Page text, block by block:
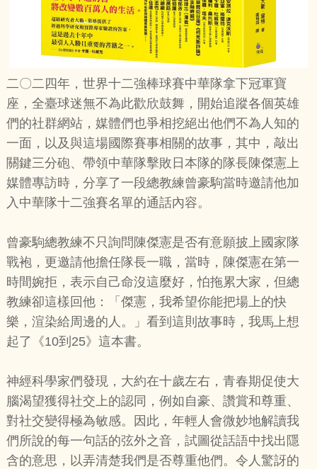
二〇二四年，世界十二強棒球賽中華隊拿下冠軍寶
座，全臺球迷無不為此歡欣鼓舞，開始追蹤各個英雄
們的社群網站，媒體們也爭相挖絕出他們不為人知的
一面，以及與這場國際賽事相關的故事，其中，敲出
關鍵三分砲、帶領中華隊擊敗日本隊的隊長陳傑憲上
媒體專訪時，分享了一段總教練曾豪駒當時邀請他加
入中華隊十二強賽名單的通話內容。
曾豪駒總教練不只詢問陳傑憲是否有意願披上國家隊
戰袍，更邀請他擔任隊長一職，當時，陳傑憲在第一
時間婉拒，表示自己命沒這麼好，怕拖累大家，但總
教練卻這樣回他：「傑憲，我希望你能把場上的快
樂，渲染給周邊的人。」看到這則故事時，我馬上想
起了《10到25》這本書。
神經科學家們發現，大約在十歲左右，青春期促使大
腦渴望獲得社交上的認同，例如自豪、讚賞和尊重、
對社交變得極為敏感。因此，年輕人會微妙地解讀我
們所說的每一句話的弦外之音，試圖從話語中找出隱
含的意思，以弄清楚我們是否尊重他們。令人驚訝的